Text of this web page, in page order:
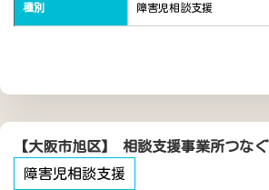
種別 障害児相談支援
【大阪市旭区】 相談支援事業所つなぐ
障害児相談支援